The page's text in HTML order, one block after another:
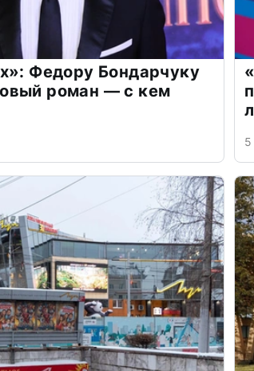
Федору Бондарчуку
роман — с кем
5